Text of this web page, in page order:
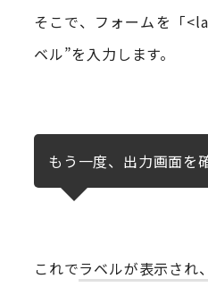
そこで、フォームを「
ベル”を入力します。
もう一度、出力画面を
これでラベルが表示され